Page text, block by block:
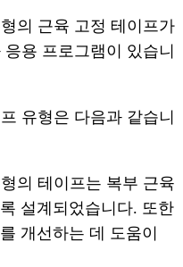
의 근육 고정 테이프가
용 프로그램이 있습니
유형은 다음과 같습니
의 테이프는 복부 근육
설계되었습니다. 또한
개선하는 데 도움이